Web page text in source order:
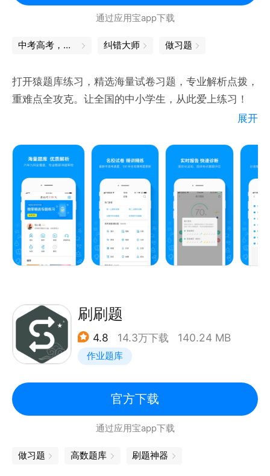
通过应用宝app下载
中考高考，我用它过关 纠错大师 做习题
打开猿题库练习，精选海量试卷习题，专业解析点拨，
重难点全攻克。让全国的中小学生，从此爱上练习！
1. @Barry(冯)：非常棒的练习软件！
2. @余角45度：高考党头一次，做题感到一种爽！
3.@Su：很厉害的一款软件呢，我妈看见我用小猿都
不阻止我用手机了[赞]
【猿题库优势特色】
1、全面覆盖各科考点：题库覆盖数学、英语、语文、
2、各省考点同步练习：支持各版本同步练习，分省份
按考点做题，高效复习。
3、实时提供做题报告：分析弱项，查缺补漏，智能评
估掌握水平。
题，还有考纲题型一网打尽。
5、练习题目优质解析：解题过程详细，解题思路清
晰，全面掌握各种学习解题方法，做到触类旁通。
6、错题自动整理：随身错题本，按照考点分类整理，
展开
刷刷题
4.8 14.3万下载 140.24 MB
作业题库
官方下载
通过应用宝app下载
做习题 高数题库 刷题神器